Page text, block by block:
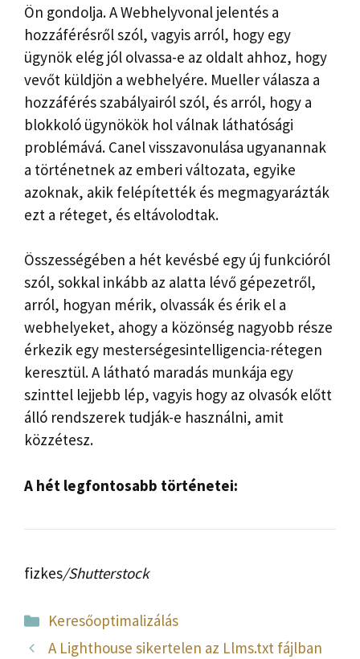
Ön gondolja. A Webhelyvonal jelentés a
hozzáférésről szól, vagyis arról, hogy egy
ügynök elég jól olvassa-e az oldalt ahhoz, hogy
vevőt küldjön a webhelyére. Mueller válasza a
hozzáférés szabályairól szól, és arról, hogy a
blokkoló ügynökök hol válnak láthatósági
problémává. Canel visszavonulása ugyanannak
a történetnek az emberi változata, egyike
azoknak, akik felépítették és megmagyarázták
ezt a réteget, és eltávolodtak.
Összességében a hét kevésbé egy új funkcióról
szól, sokkal inkább az alatta lévő gépezetről,
arról, hogyan mérik, olvassák és érik el a
webhelyeket, ahogy a közönség nagyobb része
érkezik egy mesterségesintelligencia-rétegen
keresztül. A látható maradás munkája egy
szinttel lejjebb lép, vagyis hogy az olvasók előtt
álló rendszerek tudják-e használni, amit
közzétesz.
A hét legfontosabb történetei:
fizkes/Shutterstock
Kategória
Keresőoptimalizálás
A Lighthouse sikertelen az Llms.txt fájlban